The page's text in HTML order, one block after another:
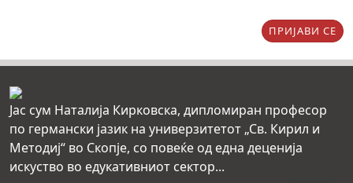
ПРИЈАВИ СЕ
Јас сум Наталија Кирковска, дипломиран професор
по германски јазик на универзитетот „Св. Кирил и
Методиј“ во Скопје, со повеќе од една деценија
искуство во едукативниот сектор...